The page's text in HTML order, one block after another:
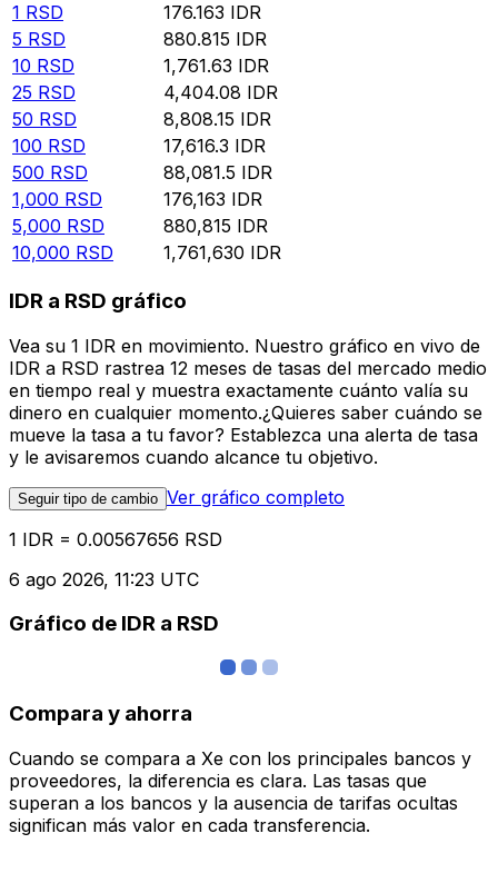
1 RSD 176.163 IDR
5 RSD 880.815 IDR
10 RSD 1,761.63 IDR
25 RSD 4,404.08 IDR
50 RSD 8,808.15 IDR
100 RSD 17,616.3 IDR
500 RSD 88,081.5 IDR
1,000 RSD 176,163 IDR
5,000 RSD 880,815 IDR
10,000 RSD 1,761,630 IDR
IDR a RSD gráfico
Vea su 1 IDR en movimiento. Nuestro gráfico en vivo de
IDR a RSD rastrea 12 meses de tasas del mercado medio
en tiempo real y muestra exactamente cuánto valía su
dinero en cualquier momento.¿Quieres saber cuándo se
mueve la tasa a tu favor? Establezca una alerta de tasa
y le avisaremos cuando alcance tu objetivo.
Seguir tipo de cambio Ver gráfico completo
1 IDR = 0.00567656 RSD
6 ago 2026, 11:23 UTC
Gráfico de IDR a RSD
Compara y ahorra
Cuando se compara a Xe con los principales bancos y
proveedores, la diferencia es clara. Las tasas que
superan a los bancos y la ausencia de tarifas ocultas
significan más valor en cada transferencia.